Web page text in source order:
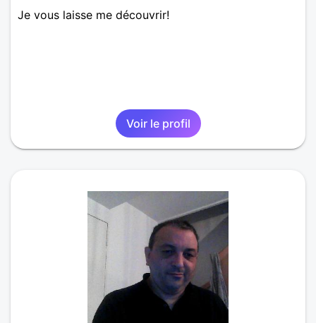
Je vous laisse me découvrir!
Voir le profil